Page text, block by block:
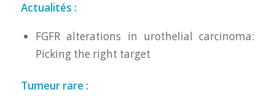
Actualités :
FGFR alterations in urothelial carcinoma:
Picking the right target
Tumeur rare :